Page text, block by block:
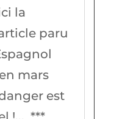
la
paru
mars
est